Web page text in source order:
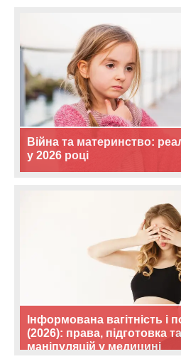
Війна та материнство:
у 2026 році
Інформована вагітність і
(2026): права, підготовка
маніпуляцій у медицині